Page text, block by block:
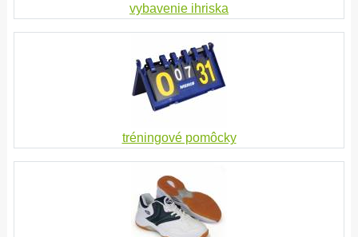
vybavenie ihriska
tréningové pomôcky